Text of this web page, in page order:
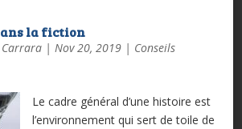
la fiction
| Nov 20, 2019| Conseils
Le cadre général d’une histoire est
l’environnement qui sert de toile de